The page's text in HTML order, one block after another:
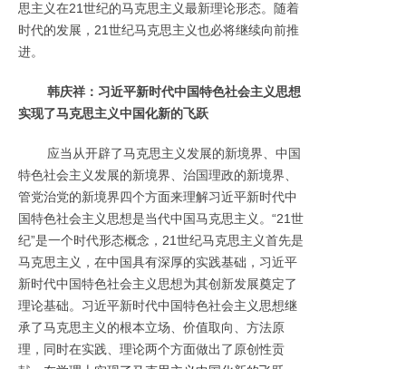
思主义在21世纪的马克思主义最新理论形态。随着
时代的发展，21世纪马克思主义也必将继续向前推
进。
韩庆祥：习近平新时代中国特色社会主义思想
实现了马克思主义中国化新的飞跃
应当从开辟了马克思主义发展的新境界、中国
特色社会主义发展的新境界、治国理政的新境界、
管党治党的新境界四个方面来理解习近平新时代中
国特色社会主义思想是当代中国马克思主义。“21世
纪”是一个时代形态概念，21世纪马克思主义首先是
马克思主义，在中国具有深厚的实践基础，习近平
新时代中国特色社会主义思想为其创新发展奠定了
理论基础。习近平新时代中国特色社会主义思想继
承了马克思主义的根本立场、价值取向、方法原
理，同时在实践、理论两个方面做出了原创性贡